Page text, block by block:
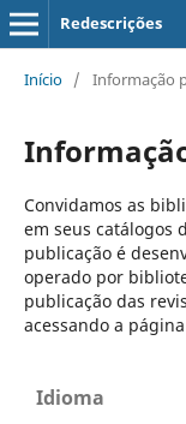
Redescrições
Início / Informação
Convidamos as
em seus catálogos
publicação é
operado por
publicação das
acessando a
Idioma